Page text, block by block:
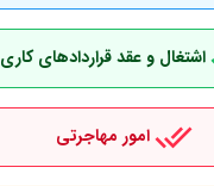
اشتغال و عقد قراردادهای کاری
امور مهاجرتی